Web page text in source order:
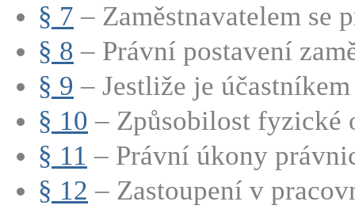
§ 7 – Zaměstnavatelem se
§ 8 – Právní postavení
§ 9 – Jestliže je
§ 10 – Způsobilost fyzické
§ 11 – Právní úkony
§ 12 – Zastoupení v